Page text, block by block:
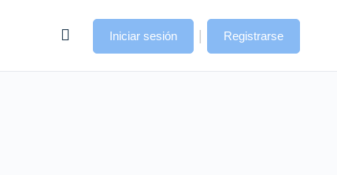
Iniciar sesión | Registrarse